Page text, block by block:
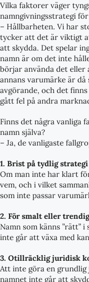
Vilka faktorer väger
namngivningsstrategi
– Hållbarheten. Vi har
tycker att det är viktigt
att skydda. Det spelar
namn är om det inte
börjar använda det eller
annans varumärke är
avgörande, och det
gått fel på andra
Finns det några vanliga
namn själva?
– Ja, de vanligaste
1. Brist på tydlig strategi
Om man inte har klart
vem, och i vilket
som inte passar
2. För smalt eller
Namn som känns ”rätt”
inte går att växa med
3. Otillräcklig juridisk
Att inte göra en
namnet inte går att